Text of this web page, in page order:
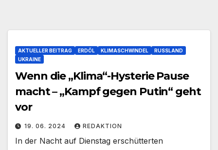
AKTUELLER BEITRAG ERDÖL KLIMASCHWINDEL
RUSSLAND
UKRAINE
Wenn die „Klima“-Hysterie Pause
macht – „Kampf gegen Putin“ geht
vor
19. 06. 2024 REDAKTION
In der Nacht auf Dienstag erschütterten